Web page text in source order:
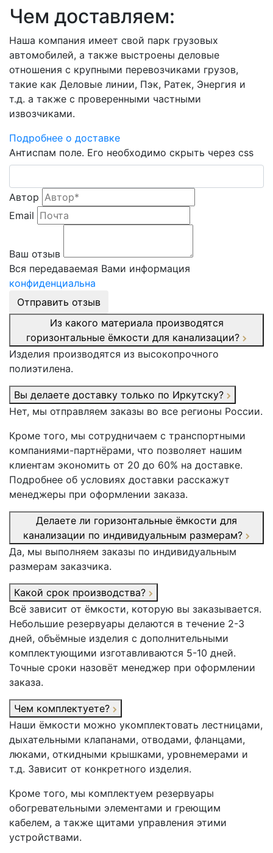
Чем доставляем:
Наша компания имеет свой парк грузовых
автомобилей, а также выстроены деловые
отношения с крупными перевозчиками грузов,
такие как Деловые линии, Пэк, Ратек, Энергия и
т.д. а также с проверенными частными
извозчиками.
Подробнее о доставке
Антиспам поле. Его необходимо скрыть через css
Автор
Email
Ваш отзыв
Вся передаваемая Вами информация
конфиденциальна
Отправить отзыв
Из какого материала производятся
горизонтальные ёмкости для канализации?
Изделия производятся из высокопрочного
полиэтилена.
Вы делаете доставку только по Иркутску?
Нет, мы отправляем заказы во все регионы России.
Кроме того, мы сотрудничаем с транспортными
компаниями-партнёрами, что позволяет нашим
клиентам экономить от 20 до 60% на доставке.
Подробнее об условиях доставки расскажут
менеджеры при оформлении заказа.
Делаете ли горизонтальные ёмкости для
канализации по индивидуальным размерам?
Да, мы выполняем заказы по индивидуальным
размерам заказчика.
Какой срок производства?
Всё зависит от ёмкости, которую вы заказывается.
Небольшие резервуары делаются в течение 2-3
дней, объёмные изделия с дополнительными
комплектующими изготавливаются 5-10 дней.
Точные сроки назовёт менеджер при оформлении
заказа.
Чем комплектуете?
Наши ёмкости можно укомплектовать лестницами,
дыхательными клапанами, отводами, фланцами,
люками, откидными крышками, уровнемерами и
т.д. Зависит от конкретного изделия.
Кроме того, мы комплектуем резервуары
обогревательными элементами и греющим
кабелем, а также щитами управления этими
устройствами.